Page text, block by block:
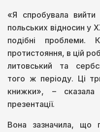
«Я спробувала
польських відносин у
подібні проблеми.
протистояння, в цій
литовський та
того ж періоду. Ці
книжки», –
презентації.
Вона зазначила, що